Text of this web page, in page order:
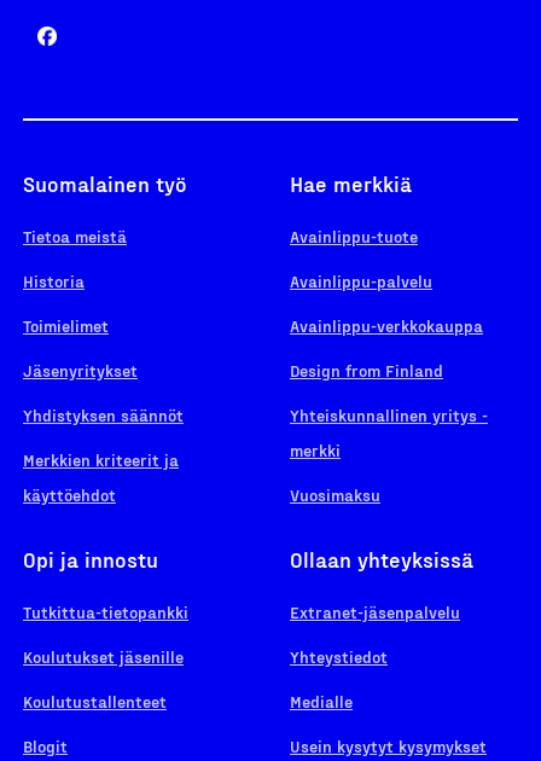
Suomalainen työ
Tietoa meistä
Historia
Toimielimet
Jäsenyritykset
Yhdistyksen säännöt
Merkkien kriteerit ja
käyttöehdot
Hae merkkiä
Avainlippu-tuote
Avainlippu-palvelu
Avainlippu-verkkokauppa
Design from Finland
Yhteiskunnallinen yritys -
merkki
Vuosimaksu
Opi ja innostu
Tutkittua-tietopankki
Koulutukset jäsenille
Koulutustallenteet
Blogit
Ollaan yhteyksissä
Extranet-jäsenpalvelu
Yhteystiedot
Medialle
Usein kysytyt kysymykset